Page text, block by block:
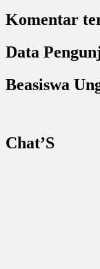
Komentar
Data
Beasiswa
Chat’S